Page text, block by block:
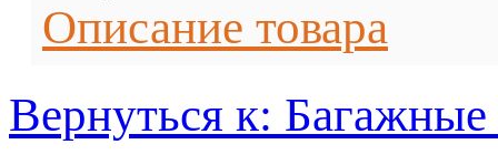
Описание товара
Вернуться к: